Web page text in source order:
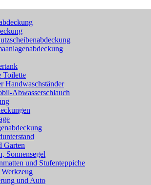
Toilette
Handwaschständer
Abwasserschlauch
Garten
Sonnensegel
und Stufenteppiche
und Auto